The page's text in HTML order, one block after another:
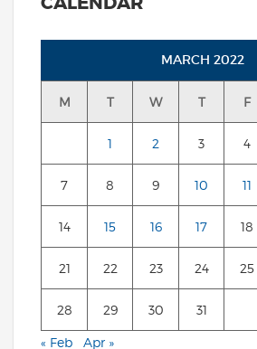
MARCH 2022
M T W T F
1 2 3 4
7 8 9 10 11
14 15 16 17 18
21 22 23 24 25
28 29 30 31
« Feb Apr »